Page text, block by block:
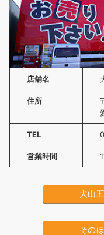
店舗名
住所
TEL
営業時間
犬山
その